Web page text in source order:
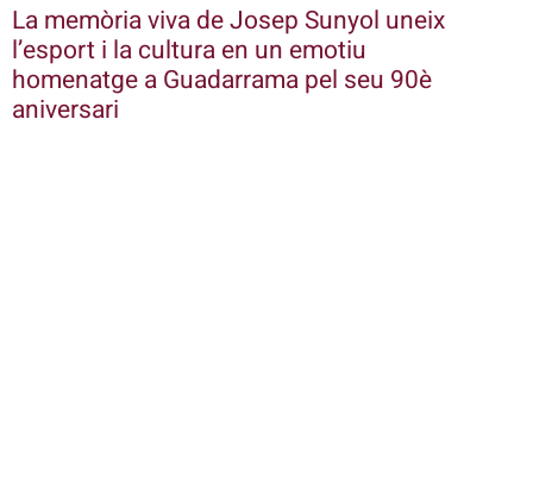
La memòria viva de Josep Sunyol uneix
l’esport i la cultura en un emotiu
homenatge a Guadarrama pel seu 90è
aniversari